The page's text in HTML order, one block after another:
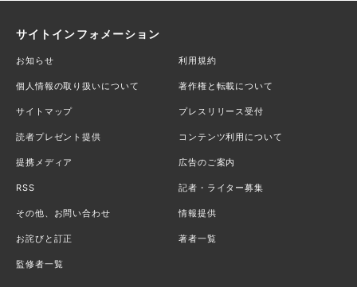
サイトインフォメーション
お知らせ 利用規約
個人情報の取り扱いについて 著作権と転載について
サイトマップ プレスリリース受付
読者プレゼント提供 コンテンツ利用について
提携メディア 広告のご案内
RSS 記者・ライター募集
その他、お問い合わせ 情報提供
お詫びと訂正 著者一覧
監修者一覧